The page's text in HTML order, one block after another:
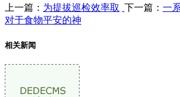
上一篇： 为提拔巡检效率取 下一篇： 一
对于食物平安的神
相关新闻